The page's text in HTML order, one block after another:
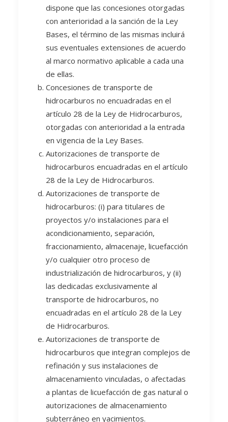
dispone que las concesiones otorgadas
con anterioridad a la sanción de la Ley
Bases, el término de las mismas incluirá
sus eventuales extensiones de acuerdo
al marco normativo aplicable a cada una
de ellas.
Concesiones de transporte de
hidrocarburos no encuadradas en el
artículo 28 de la Ley de Hidrocarburos,
otorgadas con anterioridad a la entrada
en vigencia de la Ley Bases.
Autorizaciones de transporte de
hidrocarburos encuadradas en el artículo
28 de la Ley de Hidrocarburos.
Autorizaciones de transporte de
hidrocarburos: (i) para titulares de
proyectos y/o instalaciones para el
acondicionamiento, separación,
fraccionamiento, almacenaje, licuefacción
y/o cualquier otro proceso de
industrialización de hidrocarburos, y (ii)
las dedicadas exclusivamente al
transporte de hidrocarburos, no
encuadradas en el artículo 28 de la Ley
de Hidrocarburos.
Autorizaciones de transporte de
hidrocarburos que integran complejos de
refinación y sus instalaciones de
almacenamiento vinculadas, o afectadas
a plantas de licuefacción de gas natural o
autorizaciones de almacenamiento
subterráneo en yacimientos.